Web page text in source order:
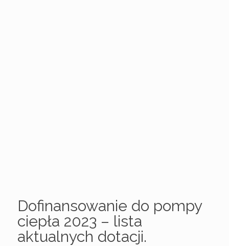
Dofinansowanie do pompy
ciepła 2023 – lista
aktualnych dotacji.